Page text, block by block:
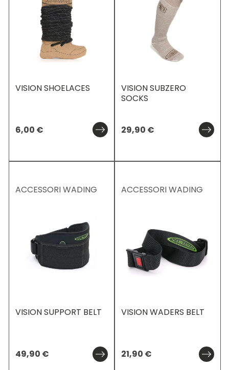
VISION SHOELACES
6,00 €
VISION SUBZERO
SOCKS
29,90 €
ACCESSORI WADING
VISION SUPPORT BELT
49,90 €
ACCESSORI WADING
VISION WADERS BELT
21,90 €